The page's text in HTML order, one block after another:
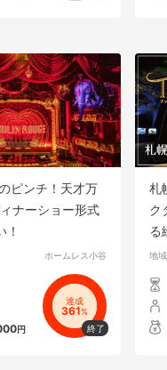
ピンチ！天才万
ナーショー形式
ホームレス小谷
円
達成
361%
札
ク
る
地